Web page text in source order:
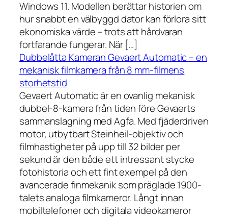
Windows 11. Modellen berättar historien om
hur snabbt en välbyggd dator kan förlora sitt
ekonomiska värde – trots att hårdvaran
fortfarande fungerar. När […]
Dubbelåtta Kameran Gevaert Automatic – en
mekanisk filmkamera från 8 mm-filmens
storhetstid
Gevaert Automatic är en ovanlig mekanisk
dubbel-8-kamera från tiden före Gevaerts
sammanslagning med Agfa. Med fjäderdriven
motor, utbytbart Steinheil-objektiv och
filmhastigheter på upp till 32 bilder per
sekund är den både ett intressant stycke
fotohistoria och ett fint exempel på den
avancerade finmekanik som präglade 1900-
talets analoga filmkameror. Långt innan
mobiltelefoner och digitala videokameror